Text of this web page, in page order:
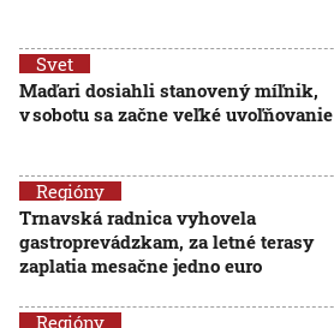
Svet
Maďari dosiahli stanovený míľnik,
v sobotu sa začne veľké uvoľňovanie
Regióny
Trnavská radnica vyhovela
gastroprevádzkam, za letné terasy
zaplatia mesačne jedno euro
Regióny